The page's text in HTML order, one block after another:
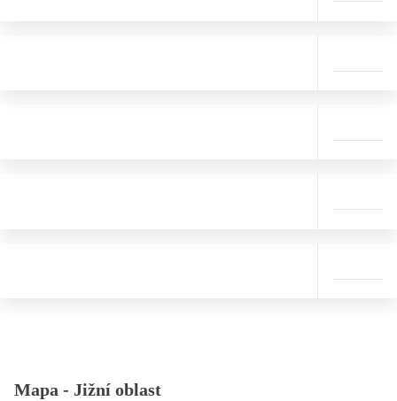
Mapa - Jižní oblast